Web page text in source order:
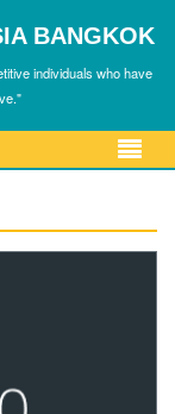
BANGKOK
individuals who have